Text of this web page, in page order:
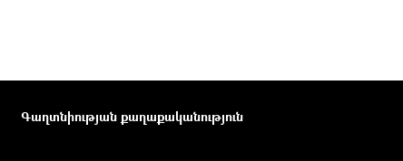
Գաղտնիության քաղաքականություն